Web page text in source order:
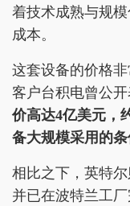
着技术成熟与规
成本。
这套设备的价格
客户台积电曾公开
价高达4亿美元，
备大规模采用的条
相比之下，英特
并已在波特兰工